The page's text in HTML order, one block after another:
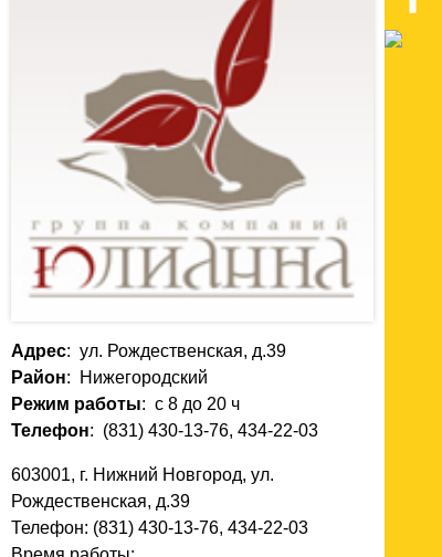
Адрес: ул. Рождественская, д.39
Район: Нижегородский
Режим работы: с 8 до 20 ч
Телефон: (831) 430-13-76, 434-22-03
603001, г. Нижний Новгород, ул.
Рождественская, д.39
Телефон: (831) 430-13-76, 434-22-03